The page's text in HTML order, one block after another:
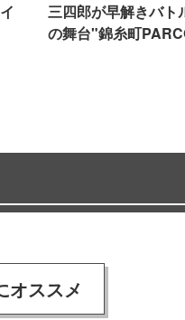
三四郎が早解きバト
の舞台"錦糸町
オススメ